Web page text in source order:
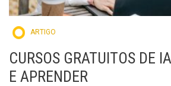
ARTIGO
CURSOS GRATUITOS DE
E APRENDER